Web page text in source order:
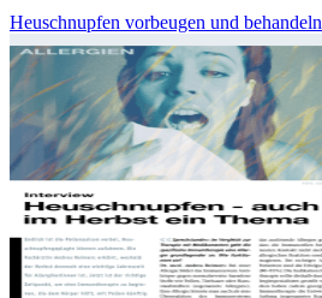
Heuschnupfen vorbeugen und behandeln